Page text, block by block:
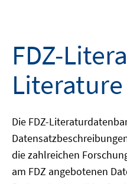
FDZ-
Literature
Die FDZ-
die zahlreichen
am FDZ angebotenen